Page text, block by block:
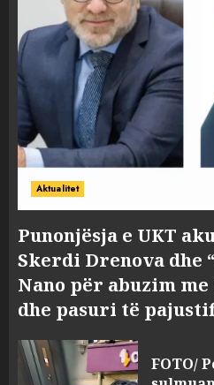
Aktualitet
Punonjësja e UKT
Skerdi Drenova dhe
Nano për abuzim
dhe pasuri të
FOTO/